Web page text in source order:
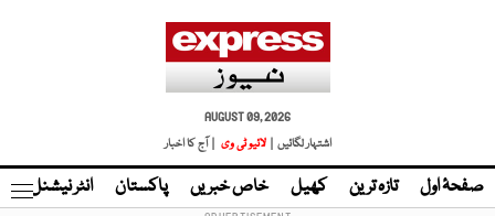
AUGUST 09, 2026
اشتہار لگائیں |
لائیو ٹی وی | آج کا اخبار
صفحۂ اول تازہ ترین کھیل خاص خبریں پاکستان انٹر نیشنل